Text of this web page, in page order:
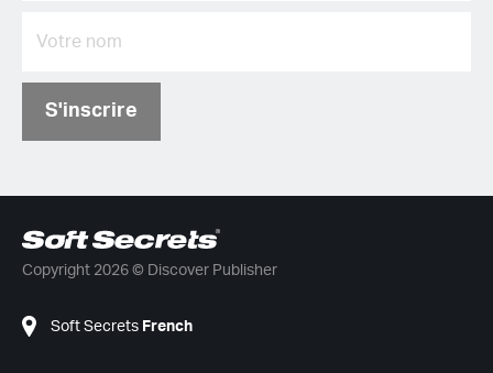
S'inscrire
Copyright 2026 © Discover Publisher
Soft Secrets French